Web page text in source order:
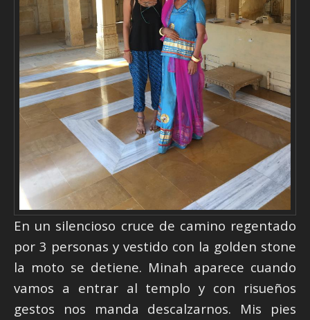
En un silencioso cruce de camino regentado
por 3 personas y vestido con la golden stone
la moto se detiene. Minah aparece cuando
vamos a entrar al templo y con risueños
gestos nos manda descalzarnos. Mis pies